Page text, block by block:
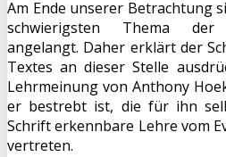
Am Ende unserer Betrachtung
schwierigsten Thema der
angelangt. Daher erklärt der
Textes an dieser Stelle
Lehrmeinung von Anthony
er bestrebt ist, die für ihn
Schrift erkennbare Lehre vom
vertreten.